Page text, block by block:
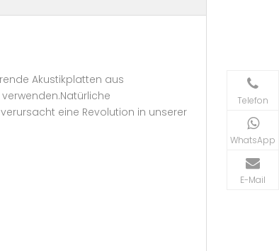
Akustikplatten aus
eine Revolution in unserer
Telefon
WhatsApp
E-Mail